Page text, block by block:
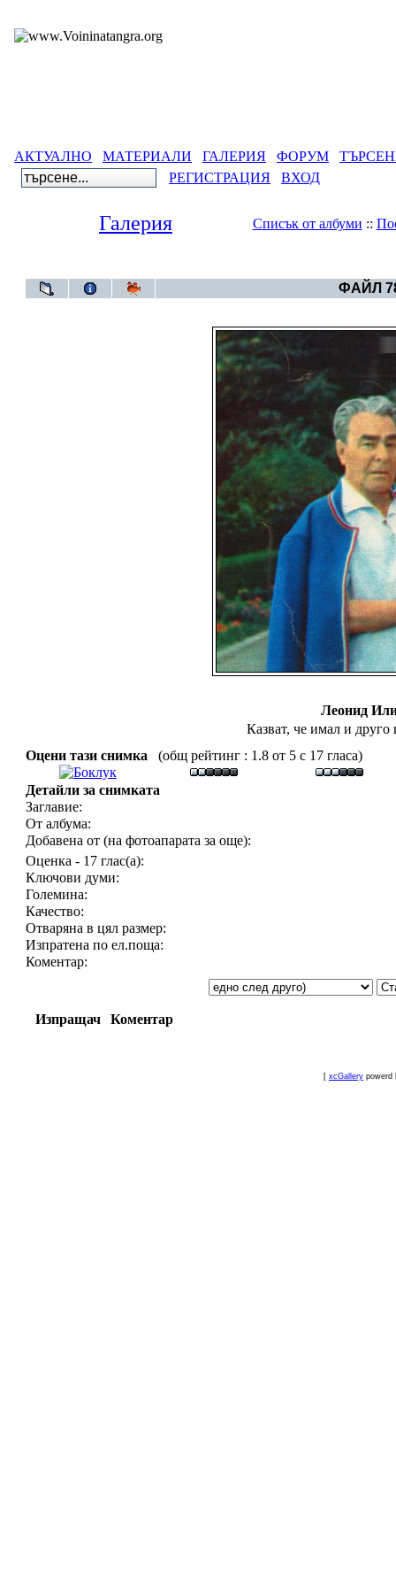
АКТУАЛНО МАТЕРИАЛИ ГАЛЕРИЯ ФОРУМ
РЕГИСТРАЦИЯ
ВХОД
Галерия Списък от албуми ::
ФАЙЛ
Леонид
Казват, че имал и
Оцени тази снимка
(общ рейтинг : 1.8 от 5 с 17 гласа)
Детайли за снимката
Заглавие:
От албума:
Добавена от (на фотоапарата за още):
Оценка - 17 глас(а):
Ключови думи:
Големина:
Качество:
Отваряна в цял размер:
Изпратена по ел.поща:
Коментар:
Изпращач Коментар
[ xcGallery